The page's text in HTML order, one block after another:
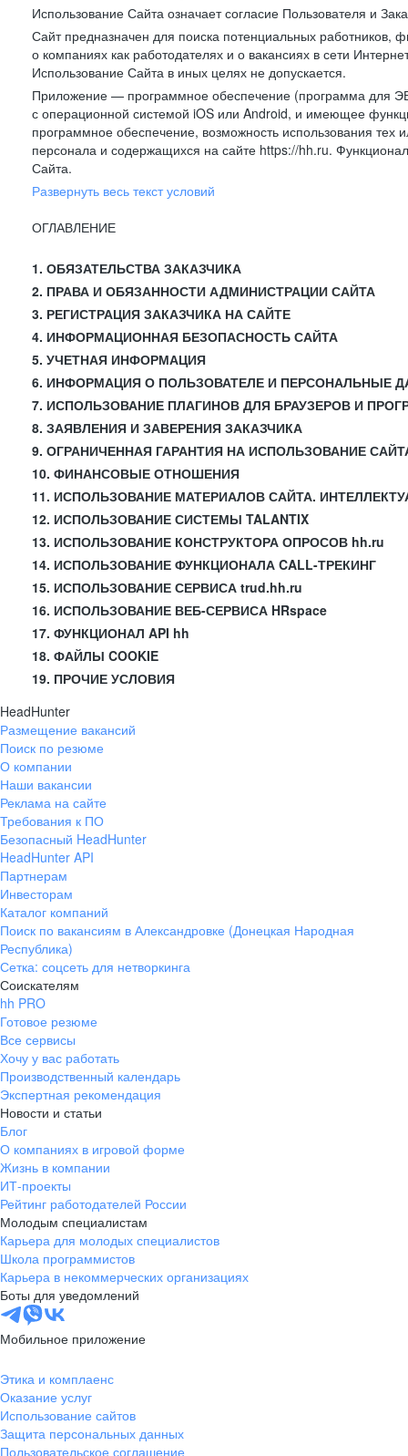
Использование Сайта означает согласие Пользователя и
Сайт предназначен для поиска потенциальных
о компаниях как работодателях и о вакансиях в сети
Использование Сайта в иных целях не допускается.
Приложение — программное обеспечение (программа для
с операционной системой iOS или Android, и имеющее
программное обеспечение, возможность использования
персонала и содержащихся на сайте https://hh.ru.
Сайта.
Развернуть весь текст условий
ОГЛАВЛЕНИЕ
1. ОБЯЗАТЕЛЬСТВА ЗАКАЗЧИКА
2. ПРАВА И ОБЯЗАННОСТИ АДМИНИСТРАЦИИ САЙТА
3. РЕГИСТРАЦИЯ ЗАКАЗЧИКА НА САЙТЕ
4. ИНФОРМАЦИОННАЯ БЕЗОПАСНОСТЬ САЙТА
5. УЧЕТНАЯ ИНФОРМАЦИЯ
6. ИНФОРМАЦИЯ О ПОЛЬЗОВАТЕЛЕ И ПЕРСОНАЛЬНЫЕ
7. ИСПОЛЬЗОВАНИЕ ПЛАГИНОВ ДЛЯ БРАУЗЕРОВ И
8. ЗАЯВЛЕНИЯ И ЗАВЕРЕНИЯ ЗАКАЗЧИКА
9. ОГРАНИЧЕННАЯ ГАРАНТИЯ НА ИСПОЛЬЗОВАНИЕ
10. ФИНАНСОВЫЕ ОТНОШЕНИЯ
11. ИСПОЛЬЗОВАНИЕ МАТЕРИАЛОВ САЙТА.
12. ИСПОЛЬЗОВАНИЕ СИСТЕМЫ TALANTIX
13. ИСПОЛЬЗОВАНИЕ КОНСТРУКТОРА ОПРОСОВ hh.ru
14. ИСПОЛЬЗОВАНИЕ ФУНКЦИОНАЛА CALL-ТРЕКИНГ
15. ИСПОЛЬЗОВАНИЕ СЕРВИСА trud.hh.ru
16. ИСПОЛЬЗОВАНИЕ ВЕБ-СЕРВИСА HRspace
17. ФУНКЦИОНАЛ API hh
18. ФАЙЛЫ COOKIE
19. ПРОЧИЕ УСЛОВИЯ
HeadHunter
Размещение вакансий
Поиск по резюме
О компании
Наши вакансии
Реклама на сайте
Требования к ПО
Безопасный HeadHunter
HeadHunter API
Партнерам
Инвесторам
Каталог компаний
Поиск по вакансиям в Александровке (Донецкая Народная
Республика)
Сетка: соцсеть для нетворкинга
Соискателям
hh PRO
Готовое резюме
Все сервисы
Хочу у вас работать
Производственный календарь
Экспертная рекомендация
Новости и статьи
Блог
О компаниях в игровой форме
Жизнь в компании
ИТ-проекты
Рейтинг работодателей России
Молодым специалистам
Карьера для молодых специалистов
Школа программистов
Карьера в некоммерческих организациях
Боты для уведомлений
Мобильное приложение
Этика и комплаенс
Оказание услуг
Использование сайтов
Защита персональных данных
Пользовательское соглашение